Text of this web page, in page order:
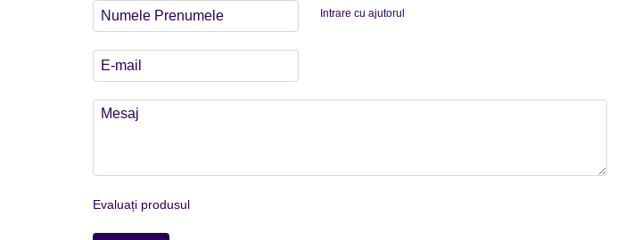
Intrare cu ajutorul
Evaluați produsul